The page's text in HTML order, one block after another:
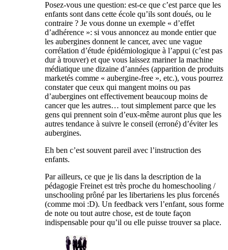
Posez-vous une question: est-ce que c’est parce que les
enfants sont dans cette école qu’ils sont doués, ou le
contraire ? Je vous donne un exemple « d’effet
d’adhérence »: si vous annoncez au monde entier que
les aubergines donnent le cancer, avec une vague
corrélation d’étude épidémiologique à l’appui (c’est pas
dur à trouver) et que vous laissez mariner la machine
médiatique une dizaine d’années (apparition de produits
marketés comme « aubergine-free », etc.), vous pourrez
constater que ceux qui mangent moins ou pas
d’aubergines ont effectivement beaucoup moins de
cancer que les autres… tout simplement parce que les
gens qui prennent soin d’eux-même auront plus que les
autres tendance à suivre le conseil (erroné) d’éviter les
aubergines.
Eh ben c’est souvent pareil avec l’instruction des
enfants.
Par ailleurs, ce que je lis dans la description de la
pédagogie Freinet est très proche du homeschooling /
unschooling prôné par les libertariens les plus forcenés
(comme moi :D). Un feedback vers l’enfant, sous forme
de note ou tout autre chose, est de toute façon
indispensable pour qu’il ou elle puisse trouver sa place.